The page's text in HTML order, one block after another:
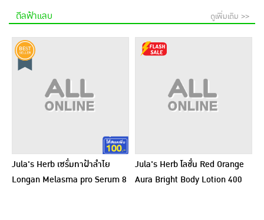
ดีลฟ้าแลบ ดูเพิ่มเติม >>
Jula's Herb เซรั่มทาฝ้าลำไย
Longan Melasma pro Serum 8
Jula's Herb โลชั่น Red Orange
Aura Bright Body Lotion 400